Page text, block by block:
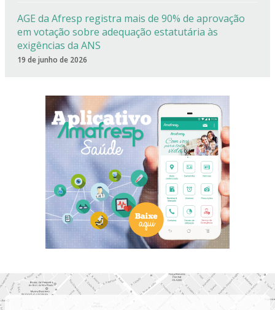
AGE da Afresp registra mais de 90% de aprovação
em votação sobre adequação estatutária às
exigências da ANS
19 de junho de 2026